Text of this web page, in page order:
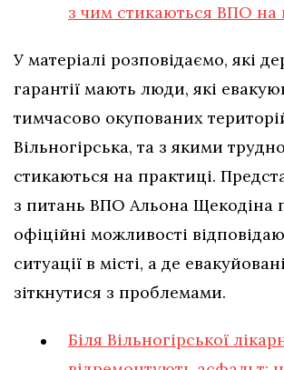
з чим стикаються ВПО на
У матеріалі розповідаємо, які
гарантії мають люди, які
тимчасово окупованих
Вільногірська, та з якими
стикаються на практиці.
з питань ВПО Альона Щекодіна
офіційні можливості
ситуації в місті, а де
зіткнутися з проблемами.
Біля Вільногірської